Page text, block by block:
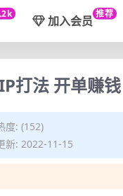
2k 加入会员 推荐
打法 开单赚钱
度: (152)
新: 2022-11-15